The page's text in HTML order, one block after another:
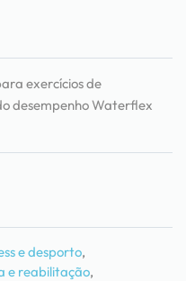
exercícios de
desempenho Waterflex
e desporto,
e reabilitação,